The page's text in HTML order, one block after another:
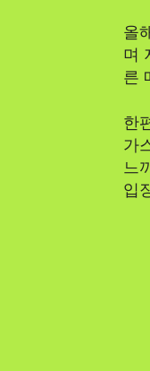
올
며
른
한
가
느
입